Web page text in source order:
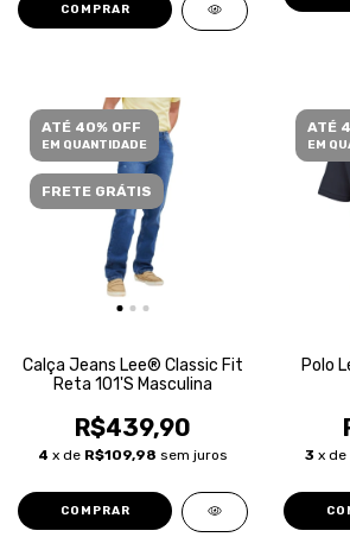
COMPRAR
ATÉ 40% OFF
EM QUANTIDADE
FRETE GRÁTIS
Calça Jeans Lee® Classic Fit
Reta 101'S Masculina
R$439,90
4 x de R$109,98 sem juros
COMPRAR
ATÉ
EM
Polo
3 x de